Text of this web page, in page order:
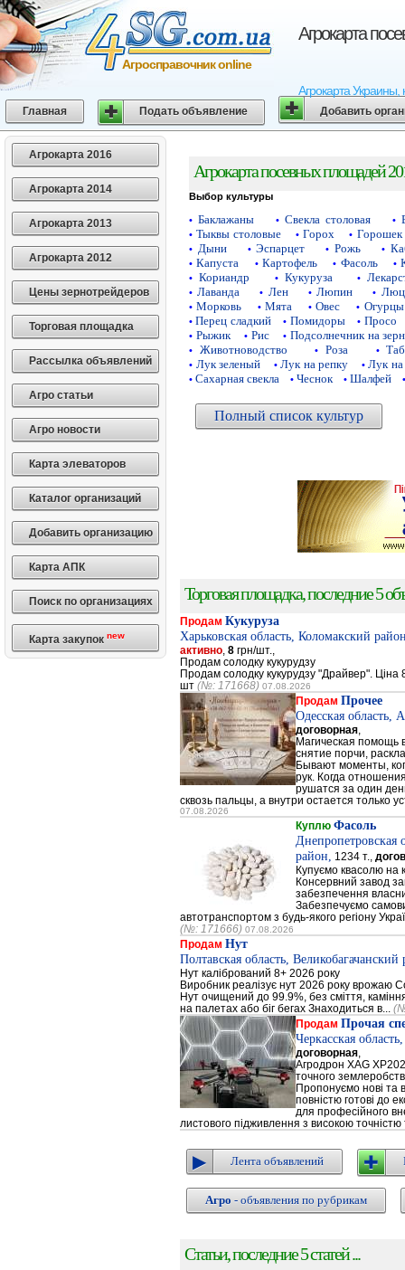
Агрокарта
Агрокарта
Агросправочник online
Главная Подать объявление Добавить
Агрокарта 2016
Агрокарта 2014
Агрокарта 2013
Агрокарта 2012
Цены зернотрейдеров
Торговая площадка
Рассылка объявлений
Агро статьи
Агро новости
Карта элеваторов
Каталог организаций
Добавить организацию
Карта АПК
Поиск по организациях
Карта закупок new
Агрокарта посевных площадей
Выбор культуры
• Баклажаны • Свекла столовая •
• Тыквы столовые • Горох • Горошек
• Дыни • Эспарцет • Рожь •
• Капуста • Картофель • Фасоль •
• Кориандр • Кукуруза •
• Лаванда • Лен • Люпин •
• Морковь • Мята • Овес • Огурцы
• Перец сладкий • Помидоры • Просо
• Рыжик • Рис • Подсолнечник на
• Животноводство • Роза •
• Лук зеленый • Лук на репку • Лук на
• Сахарная свекла • Чеснок • Шалфей •
Полный список культур
Торговая площадка, последние 5
Продам Кукуруза
Харьковская область, Коломакский
активно 8 грн/шт.,
Продам солодку кукурудзу
Продам солодку кукурудзу "Драйвер". Ціна
шт (№: 171668) 07.08.2026
Продам Прочее
Одесская область,
договорная
Магическая помощь
снятие порчи,
Бывают моменты,
рук. Когда
рушатся за один
сквозь пальцы, а внутри остается только
07.08.2026
Куплю Фасоль
Днепропетровская
район, 1234 т.,
Купуємо квасолю на
Консервний завод
забезпечення
Забезпечуємо
автотранспортом з будь-якого регіону
(№: 171666) 07.08.2026
Продам Нут
Полтавская область, Великобагачанский
Нут калібрований 8+ 2026 року
Виробник реалізує нут 2026 року врожаю
Нут очищений до 99.9%, без сміття,
на палетах або біг бегах Знаходиться в...
Продам Прочая
Черкасская
договорная
Агродрон XAG
точного
Пропонуємо нові та
повністю готові до
для професійного
листового підживлення з високою
Лента объявлений
Агро - объявления по рубрикам
Статьи, последние 5 статей ...